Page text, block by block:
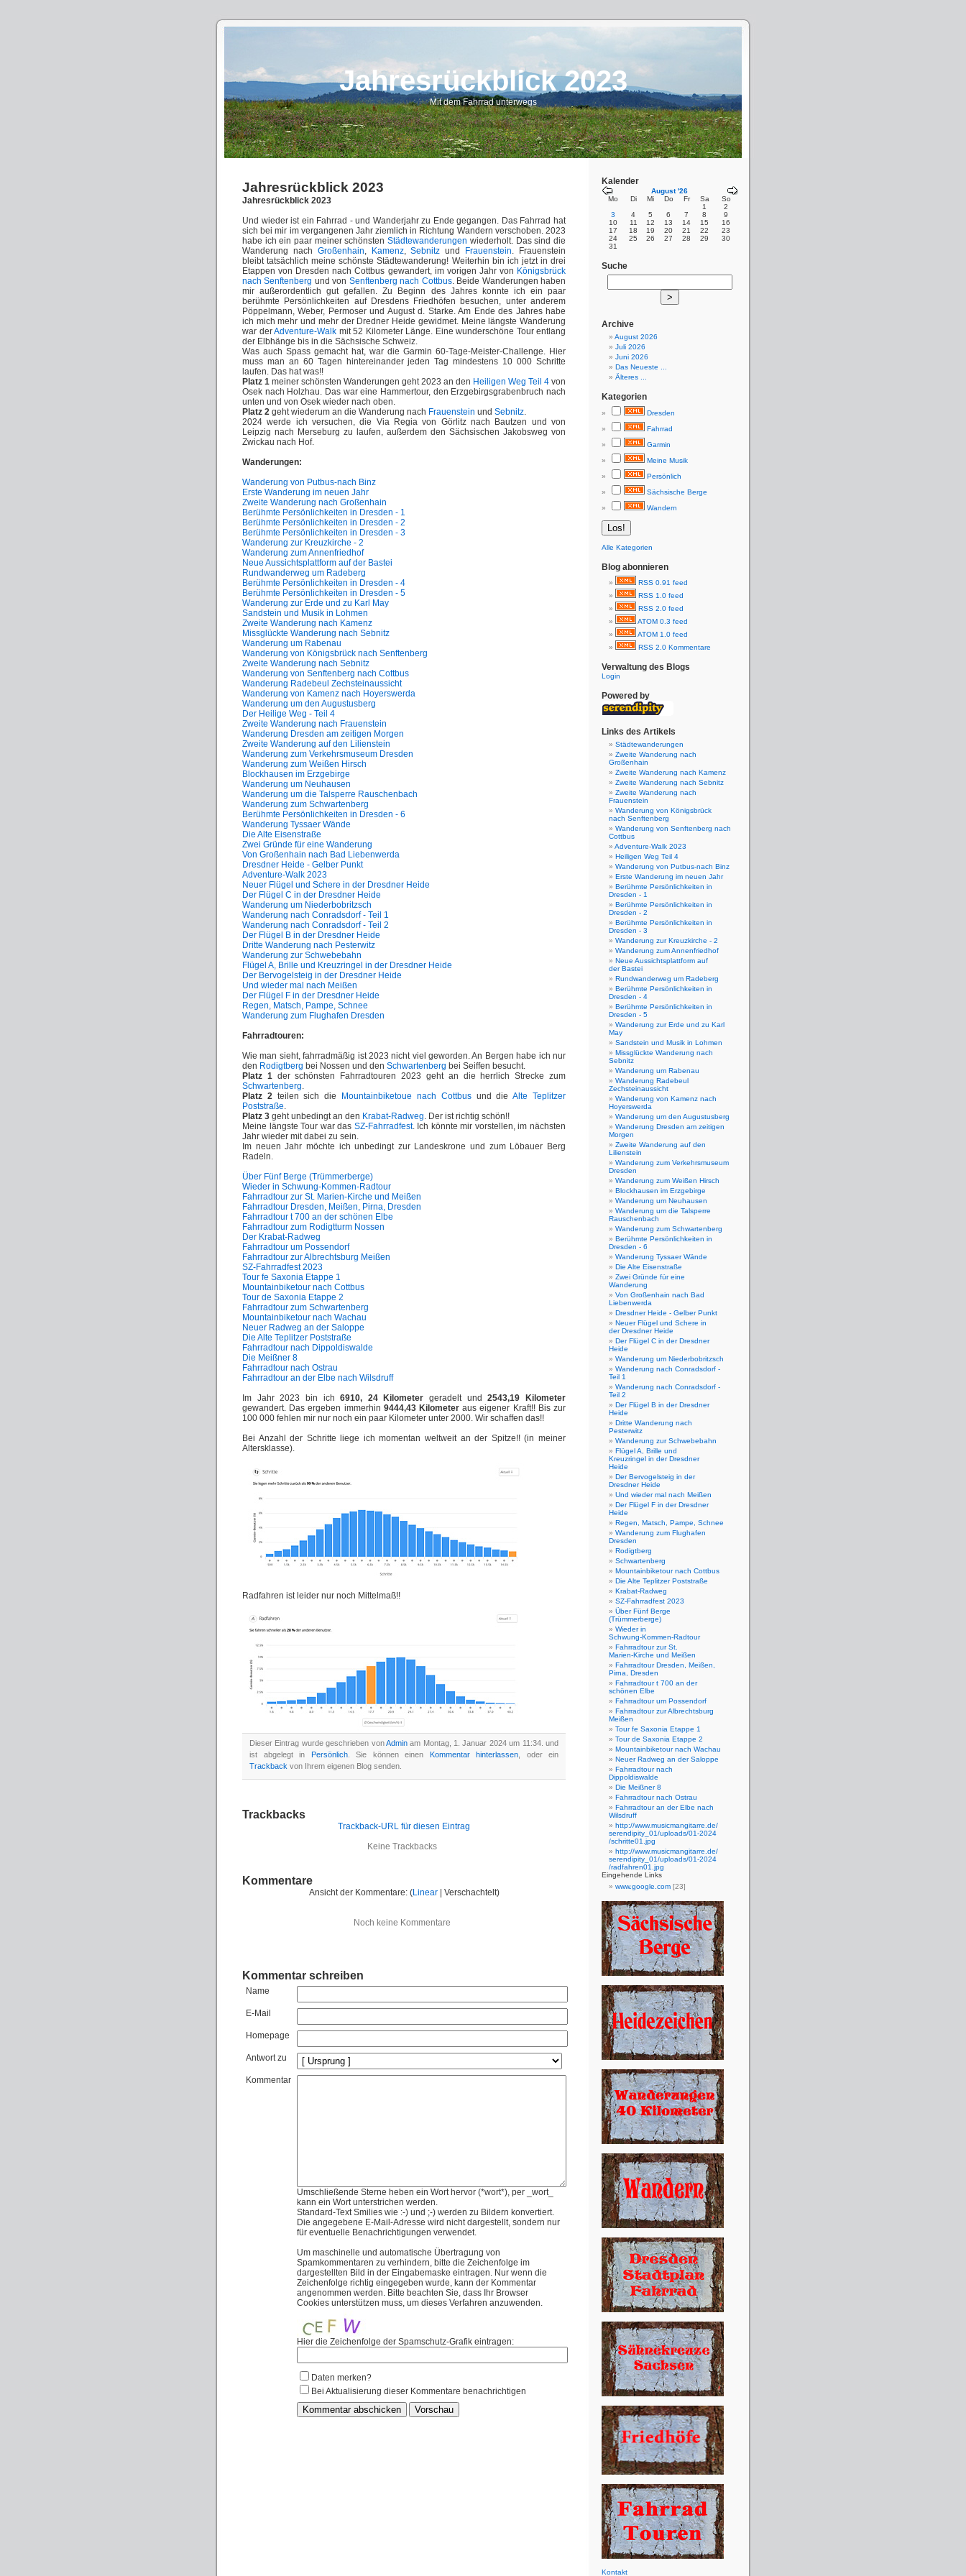
Jahresrückblick 2023
Mit dem Fahrrad unterwegs
Jahresrückblick 2023
Jahresrückblick 2023
Und wieder ist ein Fahrrad - und Wanderjahr zu Ende gegangen. Das Fahrrad hat
sich bei mir im vergangenen Jahr ziemlich in Richtung Wandern verschoben. 2023
habe ich ein paar meiner schönstenStädtewanderungen wiederholt. Das sind die
Wanderung nach Großenhain, Kamenz,Sebnitz und Frauenstein. Frauenstein
bleibt tatsächlich meine schönste Städtewanderung! Weiterhin bin ich jetzt in drei
Etappen von Dresden nach Cottbus gewandert, im vorigen Jahr von Königsbrück
nach Senftenberg und von Senftenberg nach Cottbus. Beide Wanderungen haben
mir außerordentlich gut gefallen. Zu Beginn des Jahres konnte ich ein paar
berühmte Persönlichkeiten auf Dresdens Friedhöfen besuchen, unter anderem
Pöppelmann, Weber, Permoser und August d. Starke. Am Ende des Jahres habe
ich mich mehr und mehr der Dredner Heide gewidmet. Meine längste Wanderung
war derAdventure-Walk mit 52 Kilometer Länge. Eine wunderschöne Tour entlang
der Elbhänge bis in die Sächsische Schweiz.
Was auch Spass gemacht hat, war die Garmin 60-Tage-Meister-Challenge. Hier
muss man an 60 Tagen hintereinander jeden Tag mindestens 10 000 Schritte
laufen. Das hat was!!
Platz 1 meiner schönsten Wanderungen geht 2023 an den Heiligen Weg Teil 4 von
Osek nach Holzhau. Das war eine Hammertour, den Erzgebirgsgrabenbruch nach
unten und von Osek wieder nach oben.
Platz 2 geht wiederum an die Wanderung nach Frauenstein und Sebnitz.
2024 werde ich versuchen, die Via Regia von Görlitz nach Bautzen und von
Leipzig nach Merseburg zu laufen, außerdem den Sächsischen Jakobsweg von
Zwickau nach Hof.
Wanderungen:
Wanderung von Putbus-nach Binz
Erste Wanderung im neuen Jahr
Zweite Wanderung nach Großenhain
Berühmte Persönlichkeiten in Dresden - 1
Berühmte Persönlichkeiten in Dresden - 2
Berühmte Persönlichkeiten in Dresden - 3
Wanderung zur Kreuzkirche - 2
Wanderung zum Annenfriedhof
Neue Aussichtsplattform auf der Bastei
Rundwanderweg um Radeberg
Berühmte Persönlichkeiten in Dresden - 4
Berühmte Persönlichkeiten in Dresden - 5
Wanderung zur Erde und zu Karl May
Sandstein und Musik in Lohmen
Zweite Wanderung nach Kamenz
Missglückte Wanderung nach Sebnitz
Wanderung um Rabenau
Wanderung von Königsbrück nach Senftenberg
Zweite Wanderung nach Sebnitz
Wanderung von Senftenberg nach Cottbus
Wanderung Radebeul Zechsteinaussicht
Wanderung von Kamenz nach Hoyerswerda
Wanderung um den Augustusberg
Der Heilige Weg - Teil 4
Zweite Wanderung nach Frauenstein
Wanderung Dresden am zeitigen Morgen
Zweite Wanderung auf den Lilienstein
Wanderung zum Verkehrsmuseum Dresden
Wanderung zum Weißen Hirsch
Blockhausen im Erzgebirge
Wanderung um Neuhausen
Wanderung um die Talsperre Rauschenbach
Wanderung zum Schwartenberg
Berühmte Persönlichkeiten in Dresden - 6
Wanderung Tyssaer Wände
Die Alte Eisenstraße
Zwei Gründe für eine Wanderung
Von Großenhain nach Bad Liebenwerda
Dresdner Heide - Gelber Punkt
Adventure-Walk 2023
Neuer Flügel und Schere in der Dresdner Heide
Der Flügel C in der Dresdner Heide
Wanderung um Niederbobritzsch
Wanderung nach Conradsdorf - Teil 1
Wanderung nach Conradsdorf - Teil 2
Der Flügel B in der Dresdner Heide
Dritte Wanderung nach Pesterwitz
Wanderung zur Schwebebahn
Flügel A, Brille und Kreuzringel in der Dresdner Heide
Der Bervogelsteig in der Dresdner Heide
Und wieder mal nach Meißen
Der Flügel F in der Dresdner Heide
Regen, Matsch, Pampe, Schnee
Wanderung zum Flughafen Dresden
Fahrradtouren:
Wie man sieht, fahrradmäßig ist 2023 nicht viel geworden. An Bergen habe ich nur
den Rodigtberg bei Nossen und den Schwartenberg bei Seiffen besucht.
Platz 1der schönsten Fahrradtouren 2023 geht an die herrlich Strecke zum
Schwartenberg.
Platz 2teilen sich die Mountainbiketoue nach Cottbusund dieAlte Teplitzer
Poststraße.
Platz 3 geht unbedingt an den Krabat-Radweg. Der ist richtig schön!!
Meine längste Tour war das SZ-Fahrradfest. Ich könnte mir vorstellen, im nächsten
Jahr wieder mit dabei zu sein.
Im neuen Jahr möchte ich unbedingt zur Landeskrone und zum Löbauer Berg
Radeln.
Über Fünf Berge (Trümmerberge)
Wieder in Schwung-Kommen-Radtour
Fahrradtour zur St. Marien-Kirche und Meißen
Fahrradtour Dresden, Meißen, Pirna, Dresden
Fahrradtour t 700 an der schönen Elbe
Fahrradtour zum Rodigtturm Nossen
Der Krabat-Radweg
Fahrradtour um Possendorf
Fahrradtour zur Albrechtsburg Meißen
SZ-Fahrradfest 2023
Tour fe Saxonia Etappe 1
Mountainbiketour nach Cottbus
Tour de Saxonia Etappe 2
Fahrradtour zum Schwartenberg
Mountainbiketour nach Wachau
Neuer Radweg an der Saloppe
Die Alte Teplitzer Poststraße
Fahrradtour nach Dippoldiswalde
Die Meißner 8
Fahrradtour nach Ostrau
Fahrradtour an der Elbe nach Wilsdruff
Im Jahr 2023 bin ich6910, 24 Kilometer geradelt und2543,19 Kilometer
gewandert. Das ergeben immerhin 9444,43 Kilometer aus eigener Kraft!! Bis zur
100 000 fehlen mir nur noch ein paar Kilometer unter 2000. Wir schaffen das!!
Bei Anzahl der Schritte liege ich momentan weltweit an der Spitze!! (in meiner
Altersklasse).
Radfahren ist leider nur noch Mittelmaß!!
Dieser Eintrag wurde geschrieben vonAdminam Montag, 1. Januar 2024 um 11:34. und
ist abgelegt in Persönlich. Sie können einen Kommentar hinterlassen , oder ein
Trackback von Ihrem eigenen Blog senden.
Trackbacks
Trackback-URL für diesen Eintrag
Keine Trackbacks
Kommentare
Ansicht der Kommentare: (Linear| Verschachtelt)
Noch keine Kommentare
Kommentar schreiben
Name
E-Mail
Homepage
Antwort zu
Kommentar
Umschließende Sterne heben ein Wort hervor (*wort*), per _wort_
kann ein Wort unterstrichen werden.
Standard-Text Smilies wie :-) und ;-) werden zu Bildern konvertiert.
Die angegebene E-Mail-Adresse wird nicht dargestellt, sondern nur
für eventuelle Benachrichtigungen verwendet.
Um maschinelle und automatische Übertragung von
Spamkommentaren zu verhindern, bitte die Zeichenfolge im
dargestellten Bild in der Eingabemaske eintragen. Nur wenn die
Zeichenfolge richtig eingegeben wurde, kann der Kommentar
angenommen werden. Bitte beachten Sie, dass Ihr Browser
Cookies unterstützen muss, um dieses Verfahren anzuwenden.
Hier die Zeichenfolge der Spamschutz-Grafik eintragen:
Daten merken?
Bei Aktualisierung dieser Kommentare benachrichtigen
Kalender
August '26
Mo
Di Mi Do Fr Sa
So
1
2
3
4 5 6 7 8
9
10
11 12 13 14 15
16
17
18 19 20 21 22
23
24
25 26 27 28 29
30
31
Suche
Archive
August 2026
Juli 2026
Juni 2026
Das Neueste ...
Älteres ...
Kategorien
Dresden
Fahrrad
Garmin
Meine Musik
Persönlich
Sächsische Berge
Wandern
Alle Kategorien
Blog abonnieren
RSS 0.91 feed
RSS 1.0 feed
RSS 2.0 feed
ATOM 0.3 feed
ATOM 1.0 feed
RSS 2.0 Kommentare
Verwaltung des Blogs
Login
Powered by
Links des Artikels
Städtewanderungen
Zweite Wanderung nach
Großenhain
Zweite Wanderung nach Kamenz
Zweite Wanderung nach Sebnitz
Zweite Wanderung nach
Frauenstein
Wanderung von Königsbrück
nach Senftenberg
Wanderung von Senftenberg nach
Cottbus
Adventure-Walk 2023
Heiligen Weg Teil 4
Wanderung von Putbus-nach Binz
Erste Wanderung im neuen Jahr
Berühmte Persönlichkeiten in
Dresden - 1
Berühmte Persönlichkeiten in
Dresden - 2
Berühmte Persönlichkeiten in
Dresden - 3
Wanderung zur Kreuzkirche - 2
Wanderung zum Annenfriedhof
Neue Aussichtsplattform auf
der Bastei
Rundwanderweg um Radeberg
Berühmte Persönlichkeiten in
Dresden - 4
Berühmte Persönlichkeiten in
Dresden - 5
Wanderung zur Erde und zu Karl
May
Sandstein und Musik in Lohmen
Missglückte Wanderung nach
Sebnitz
Wanderung um Rabenau
Wanderung Radebeul
Zechsteinaussicht
Wanderung von Kamenz nach
Hoyerswerda
Wanderung um den Augustusberg
Wanderung Dresden am zeitigen
Morgen
Zweite Wanderung auf den
Lilienstein
Wanderung zum Verkehrsmuseum
Dresden
Wanderung zum Weißen Hirsch
Blockhausen im Erzgebirge
Wanderung um Neuhausen
Wanderung um die Talsperre
Rauschenbach
Wanderung zum Schwartenberg
Berühmte Persönlichkeiten in
Dresden - 6
Wanderung Tyssaer Wände
Die Alte Eisenstraße
Zwei Gründe für eine
Wanderung
Von Großenhain nach Bad
Liebenwerda
Dresdner Heide - Gelber Punkt
Neuer Flügel und Schere in
der Dresdner Heide
Der Flügel C in der Dresdner
Heide
Wanderung um Niederbobritzsch
Wanderung nach Conradsdorf -
Teil 1
Wanderung nach Conradsdorf -
Teil 2
Der Flügel B in der Dresdner
Heide
Dritte Wanderung nach
Pesterwitz
Wanderung zur Schwebebahn
Flügel A, Brille und
Kreuzringel in der Dresdner
Heide
Der Bervogelsteig in der
Dresdner Heide
Und wieder mal nach Meißen
Der Flügel F in der Dresdner
Heide
Regen, Matsch, Pampe, Schnee
Wanderung zum Flughafen
Dresden
Rodigtberg
Schwartenberg
Mountainbiketour nach Cottbus
Die Alte Teplitzer Poststraße
Krabat-Radweg
SZ-Fahrradfest 2023
Über Fünf Berge
(Trümmerberge)
Wieder in
Schwung-Kommen-Radtour
Fahrradtour zur St.
Marien-Kirche und Meißen
Fahrradtour Dresden, Meißen,
Pirna, Dresden
Fahrradtour t 700 an der
schönen Elbe
Fahrradtour um Possendorf
Fahrradtour zur Albrechtsburg
Meißen
Tour fe Saxonia Etappe 1
Tour de Saxonia Etappe 2
Mountainbiketour nach Wachau
Neuer Radweg an der Saloppe
Fahrradtour nach
Dippoldiswalde
Die Meißner 8
Fahrradtour nach Ostrau
Fahrradtour an der Elbe nach
Wilsdruff
http://www.musicmangitarre.de/
serendipity_01/uploads/01-2024
/schritte01.jpg
http://www.musicmangitarre.de/
serendipity_01/uploads/01-2024
/radfahren01.jpg
Eingehende Links
www.google.com [23]
Kontakt